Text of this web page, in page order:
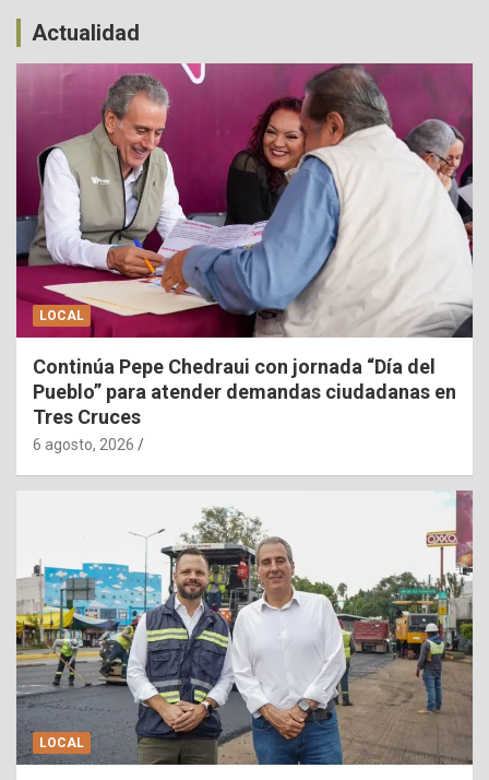
Actualidad
LOCAL
Continúa Pepe Chedraui con jornada “Día del
Pueblo” para atender demandas ciudadanas en
Tres Cruces
6 agosto, 2026
LOCAL